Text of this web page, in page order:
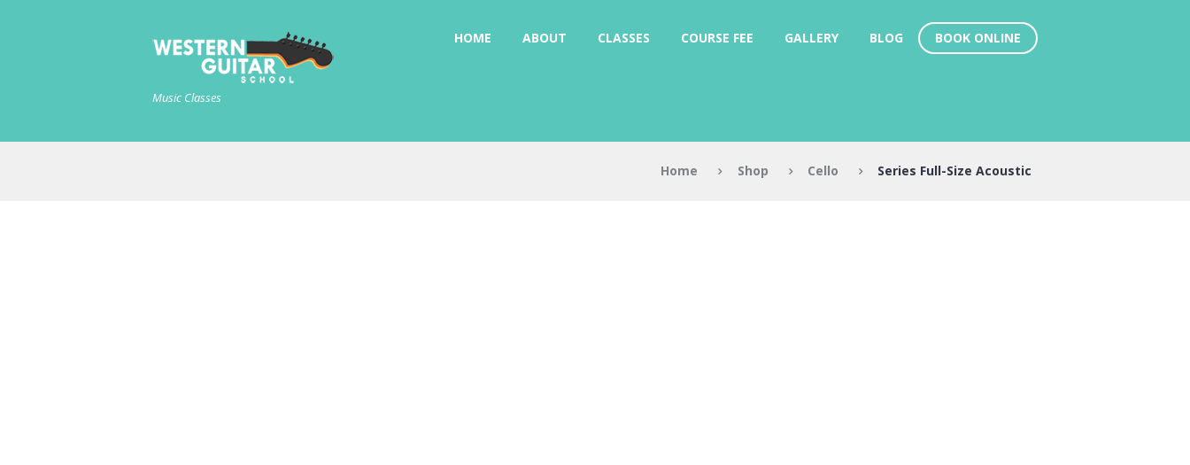
Music Classes
HOME ABOUT CLASSES COURSE FEE GALLERY BLOG BOOK ONLINE
Home Shop Cello Series Full-Size Acoustic